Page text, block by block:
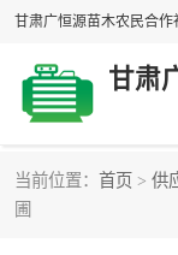
甘肃
当前位置： 首页 > 供
圃